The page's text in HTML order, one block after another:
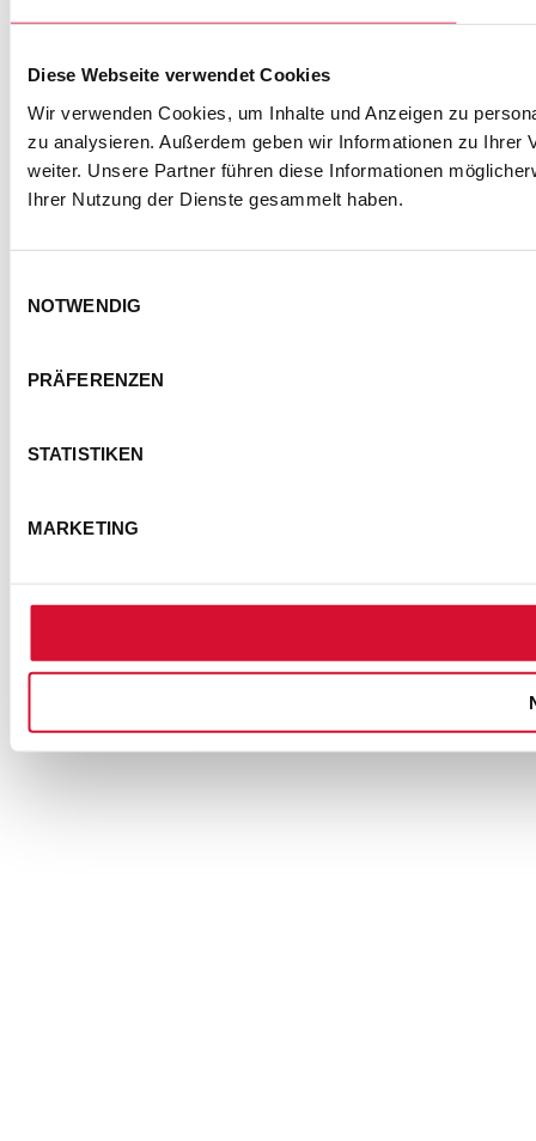
Diese Webseite verwendet Cookies
Wir verwenden Cookies, um Inhalte und Anzeigen zu
zu analysieren. Außerdem geben wir Informationen zu Ihrer
weiter. Unsere Partner führen diese Informationen
Ihrer Nutzung der Dienste gesammelt haben.
NOTWENDIG
PRÄFERENZEN
STATISTIKEN
MARKETING
KONTAKTIMPRESSUMDATENSCHUTZ
BARRIEREFREIHEITSERKLÄRUNG
NUTZUNGSBEDINGUNGEN